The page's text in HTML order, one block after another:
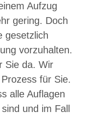
Aufzug
gering. Doch
gesetzlich
vorzuhalten.
Sie da. Wir
für Sie.
alle Auflagen
und im Fall